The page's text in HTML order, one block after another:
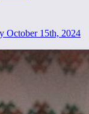
October 15th, 2024